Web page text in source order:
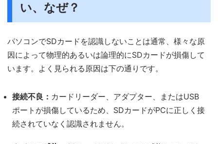
い、なぜ？
パソコンでSDカードを認識しないことは通常、様々な原
因によって物理的あるいは論理的にSDカードが損傷して
います。よく見られる原因は下の通りです。
接続不良： カードリーダー、アダプター、またはUSB
ポートが損傷しているため、SDカードがPCに正しく接
続されていなく認識されません。